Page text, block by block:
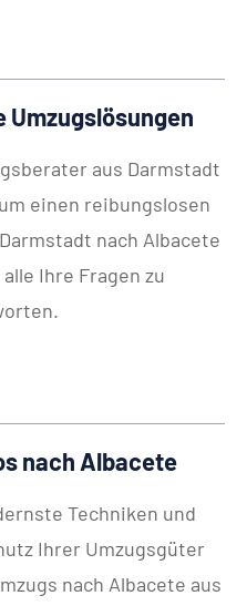
aus Darmstadt
einen reibungslosen
nach Albacete
Ihre Fragen zu
nach Albacete
Techniken und
Ihrer Umzugsgüter
nach Albacete aus